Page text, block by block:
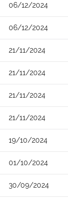
06/12/2024
06/12/2024
21/11/2024
21/11/2024
21/11/2024
21/11/2024
19/10/2024
01/10/2024
30/09/2024